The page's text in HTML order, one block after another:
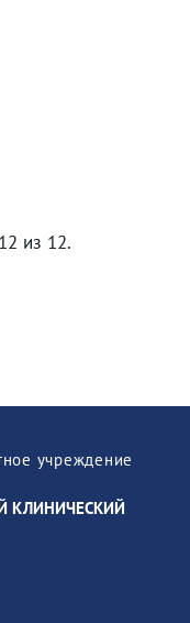
из 12.
учреждение
КЛИНИЧЕСКИЙ